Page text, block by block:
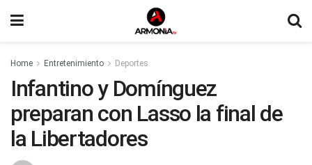
Home Entretenimiento Deportes
Infantino y Domínguez
preparan con Lasso la final de
la Libertadores